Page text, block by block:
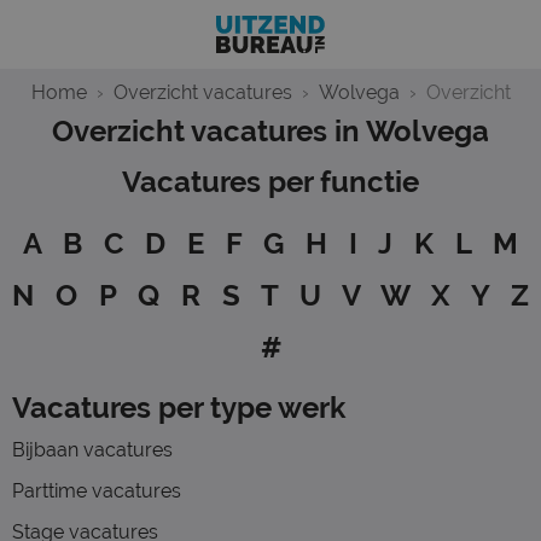
Home Overzicht vacatures Wolvega Overzicht
Overzicht vacatures in Wolvega
Vacatures per functie
A
B C D E F G H I J K L
M
N
O P Q R S T U V W
X Y Z
#
Vacatures per type werk
Bijbaan vacatures
Parttime vacatures
Stage vacatures